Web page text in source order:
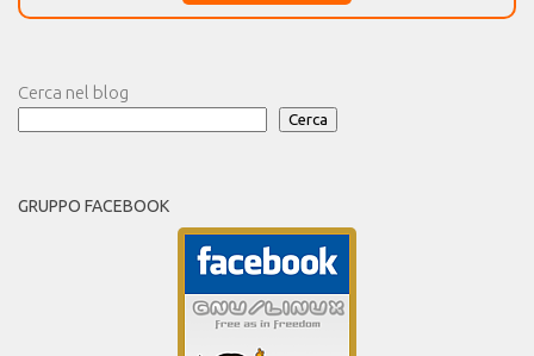
Cerca nel blog
Cerca
GRUPPO FACEBOOK